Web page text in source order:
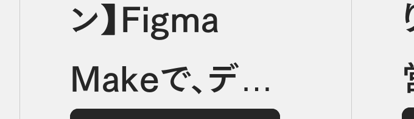
ン】Figma
Makeで、デザ